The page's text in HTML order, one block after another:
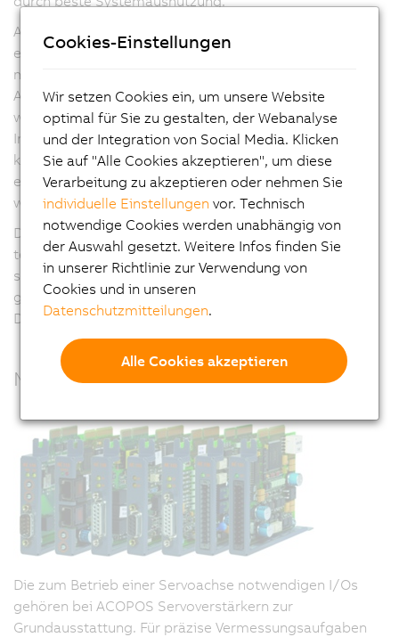
ACOPOS Servoverstärker berücksichtigen das
elektronische Typenschild des Motors mit allen
mechanisch und elektronisch relevanten Daten.
Aufwendige, fehleranfällige Parametrierarbeiten
werden dadurch vermieden und die
Inbetriebnahmezeiten erheblich verkürzt. Im Servicefall
können zusätzlich relevante Daten abgefragt und eine
eventuell unsachgemäße Handhabung nachvollzogen
werden.
Die ACOPOS Servofamilie ist auch als Ausführung mit
teillackierten Leiterplatten erhältlich. Diese Varianten
sind - bei identischer Spezifikation - noch robuster
gegenüber Umwelteinflüssen wie Staub, aggressiven
Dämpfen oder Feuchtigkeit.
Modular, präzise und kommunikativ
Die zum Betrieb einer Servoachse notwendigen I/Os
gehören bei ACOPOS Servoverstärkern zur
Grundausstattung. Für präzise Vermessungsaufgaben
Cookies-Einstellungen
Wir setzen Cookies ein, um unsere Website
optimal für Sie zu gestalten, der Webanalyse
und der Integration von Social Media. Klicken
Sie auf "Alle Cookies akzeptieren", um diese
Verarbeitung zu akzeptieren oder nehmen Sie
individuelle Einstellungen vor. Technisch
notwendige Cookies werden unabhängig von
der Auswahl gesetzt. Weitere Infos finden Sie
in unserer Richtlinie zur Verwendung von
Cookies und in unseren
Datenschutzmitteilungen.
Alle Cookies akzeptieren